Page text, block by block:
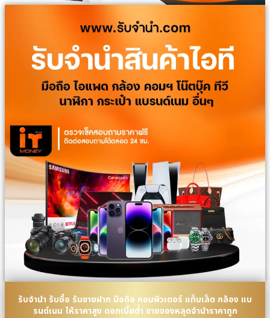
รับจำนำ รับซื้อ รับขายฝาก มือถือ คอมพิวเตอร์ แท็บเล็ต กล้อง แบ
รนด์เนม ให้ราคาสูง ดอกเบี้ยต่ำ ขายของหลุดจำนำราคาถูก